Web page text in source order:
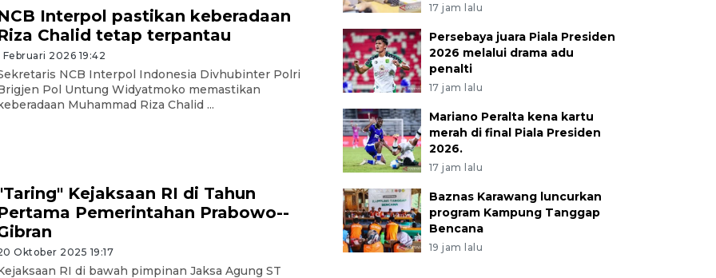
Interpol pastikan keberadaan
Chalid tetap terpantau
Februari 2026 19:42
NCB Interpol Indonesia Divhubinter Polri
Pol Untung Widyatmoko memastikan
Muhammad Riza Chalid ...
Kejaksaan RI di Tahun
Pemerintahan Prabowo--
Oktober 2025 19:17
RI di bawah pimpinan Jaksa Agung ST
17 jam lalu
Persebaya juara Piala Presiden
2026 melalui drama adu
penalti
17 jam lalu
Mariano Peralta kena kartu
merah di final Piala Presiden
2026.
17 jam lalu
Baznas Karawang luncurkan
program Kampung Tanggap
Bencana
19 jam lalu